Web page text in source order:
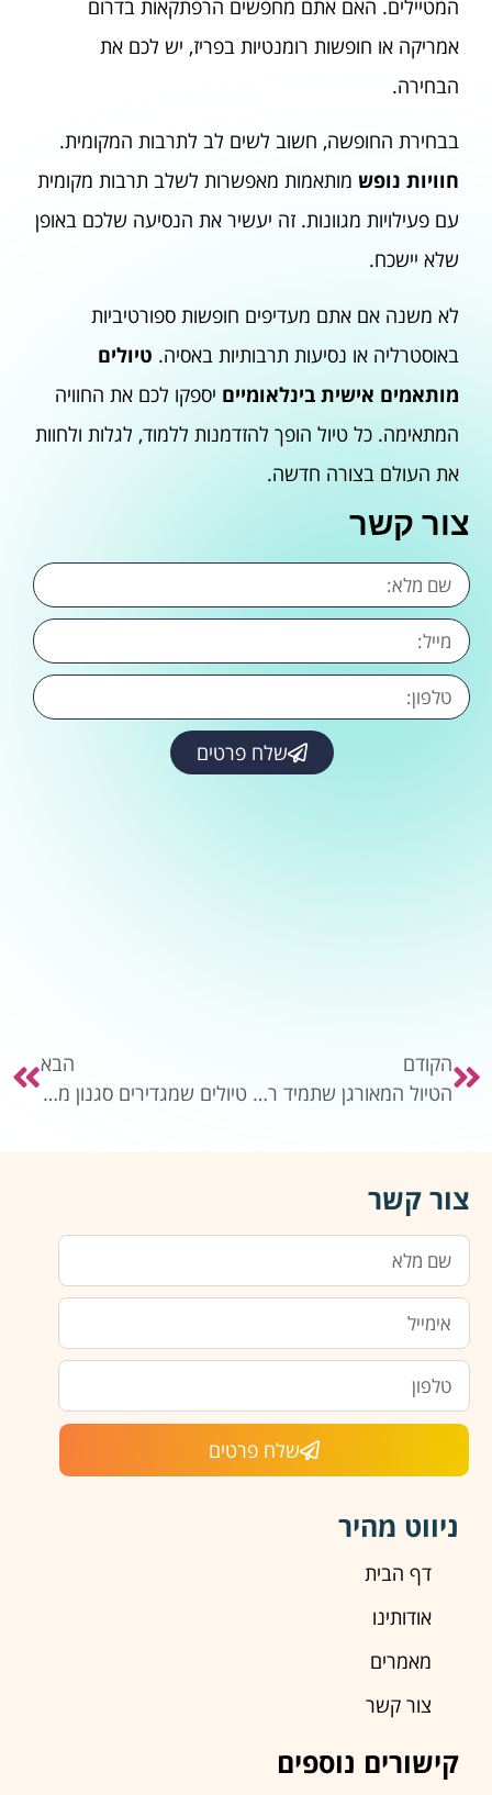
המטיילים. האם אתם מחפשים הרפתקאות בדרום
אמריקה או חופשות רומנטיות בפריז, יש לכם את
הבחירה.
בבחירת החופשה, חשוב לשים לב לתרבות המקומית.
חוויות נופש מותאמות מאפשרות לשלב תרבות מקומית
עם פעילויות מגוונות. זה יעשיר את הנסיעה שלכם באופן
שלא יישכח.
לא משנה אם אתם מעדיפים חופשות ספורטיביות
באוסטרליה או נסיעות תרבותיות באסיה. טיולים
מותאמים אישית בינלאומיים יספקו לכם את החוויה
המתאימה. כל טיול הופך להזדמנות ללמוד, לגלות ולחוות
את העולם בצורה חדשה.
צור קשר
שלח פרטים
הקודם
הטיול המאורגן שתמיד רצית
הבא
טיולים שמגדירים סגנון מחדש
צור קשר
שלח פרטים
ניווט מהיר
דף הבית
אודותינו
מאמרים
צור קשר
קישורים נוספים